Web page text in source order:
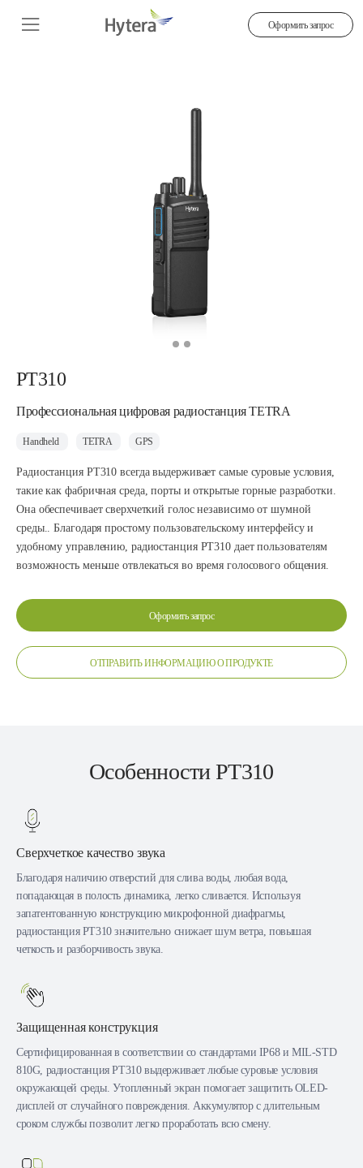
Оформить запрос
PT310
Профессиональная цифровая радиостанция TETRA
Handheld TETRA GPS
Радиостанция PT310 всегда выдерживает самые суровые условия,
такие как фабричная среда, порты и открытые горные разработки.
Она обеспечивает сверхчеткий голос независимо от шумной
среды.. Благодаря простому пользовательскому интерфейсу и
удобному управлению, радиостанция PT310 дает пользователям
возможность меньше отвлекаться во время голосового общения.
Оформить запрос
ОТПРАВИТЬ ИНФОРМАЦИЮ О ПРОДУКТЕ
Особенности PT310
Сверхчеткое качество звука
Благодаря наличию отверстий для слива воды, любая вода,
попадающая в полость динамика, легко сливается. Используя
запатентованную конструкцию микрофонной диафрагмы,
радиостанция PT310 значительно снижает шум ветра, повышая
четкость и разборчивость звука.
Защищенная конструкция
Сертифицированная в соответствии со стандартами IP68 и MIL-STD
810G, радиостанция PT310 выдерживает любые суровые условия
окружающей среды. Утопленный экран помогает защитить OLED-
дисплей от случайного повреждения. Аккумулятор с длительным
сроком службы позволит легко проработать всю смену.